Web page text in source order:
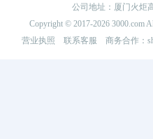
公司地址：厦门火炬
Copyright © 2017-2026
营业执照
联系客服 商务合作：